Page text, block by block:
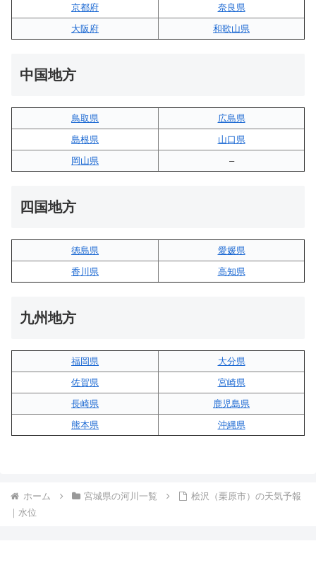
京都府
奈良県
大阪府
和歌山県
中国地方
鳥取県
広島県
島根県
山口県
岡山県
–
四国地方
徳島県
愛媛県
香川県
高知県
九州地方
福岡県
大分県
佐賀県
宮崎県
長崎県
鹿児島県
熊本県
沖縄県
ホーム 宮城県の河川一覧
桧沢（栗原市）の天気予報
｜水位